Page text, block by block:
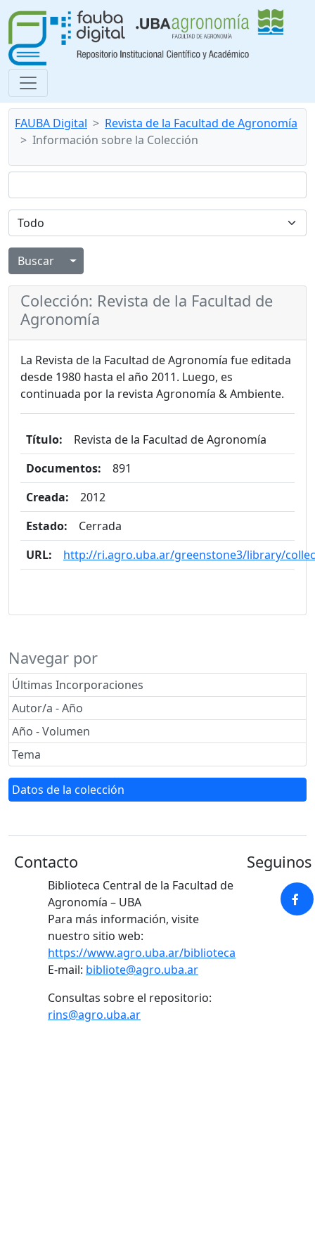
FAUBA Digital
Revista de la Facultad de Agronomía
Información sobre la Colección
Alternar menú desplegable
Colección: Revista de la Facultad de
Agronomía
La Revista de la Facultad de Agronomía fue editada
desde 1980 hasta el año 2011. Luego, es
continuada por la revista Agronomía & Ambiente.
Título:
Revista de la Facultad de Agronomía
Documentos:
891
Creada:
2012
Estado:
Cerrada
URL:
http://ri.agro.uba.ar/greenstone3/library/
Navegar por
Últimas Incorporaciones
Autor/a - Año
Año - Volumen
Tema
Datos de la colección
Contacto
Biblioteca Central de la Facultad de
Agronomía – UBA
Para más información, visite
nuestro sitio web:
https://www.agro.uba.ar/biblioteca
E-mail: bibliote@agro.uba.ar
Consultas sobre el repositorio:
rins@agro.uba.ar